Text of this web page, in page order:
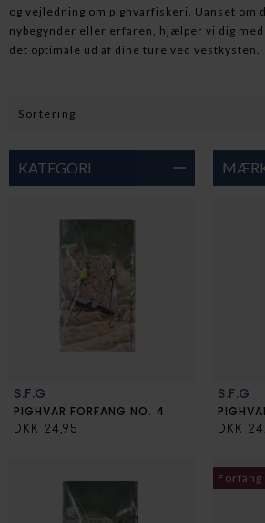
og vejledning om pighvarfiskeri. Uanset om
nybegynder eller erfaren, hjælper vi dig med
det optimale ud af dine ture ved vestkysten.
KATEGORI
S.F.G
PIGHVAR FORFANG NO. 4
DKK 24,95
S.F.G
DKK
Forfang